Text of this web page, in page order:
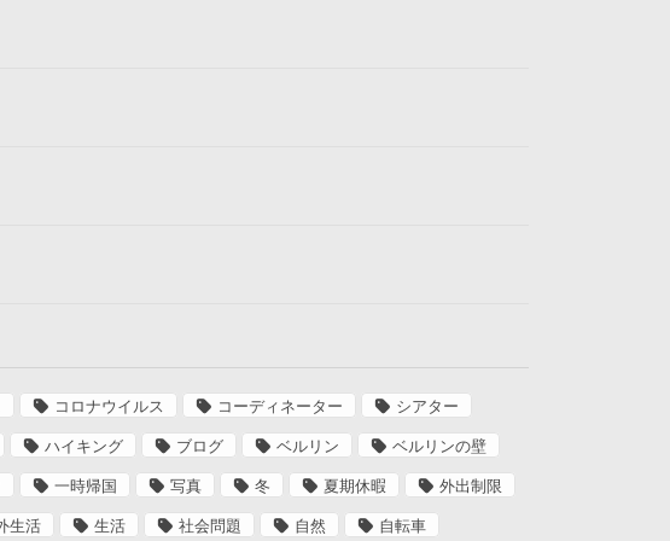
コロナウイルス コーディネーター シアター
ハイキング ブログ ベルリン ベルリンの壁
一時帰国 写真 冬 夏期休暇 外出制限
生活 生活 社会問題 自然 自転車